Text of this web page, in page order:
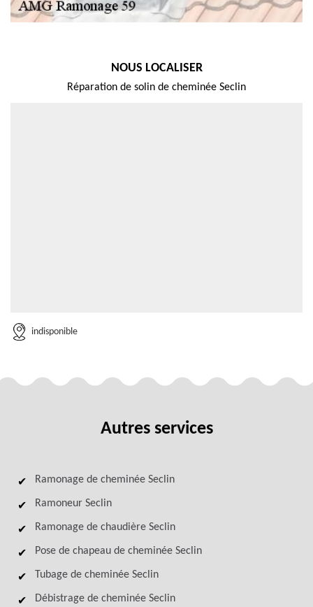
NOUS LOCALISER
Réparation de solin de cheminée Seclin
indisponible
Autres services
Ramonage de cheminée Seclin
Ramoneur Seclin
Ramonage de chaudière Seclin
Pose de chapeau de cheminée Seclin
Tubage de cheminée Seclin
Débistrage de cheminée Seclin